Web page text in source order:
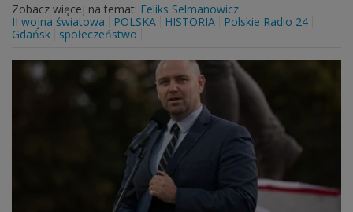
Zobacz więcej na temat: Feliks Selmanowicz
II wojna światowa
POLSKA HISTORIA
Polskie Radio 24
Gdańsk
społeczeństwo